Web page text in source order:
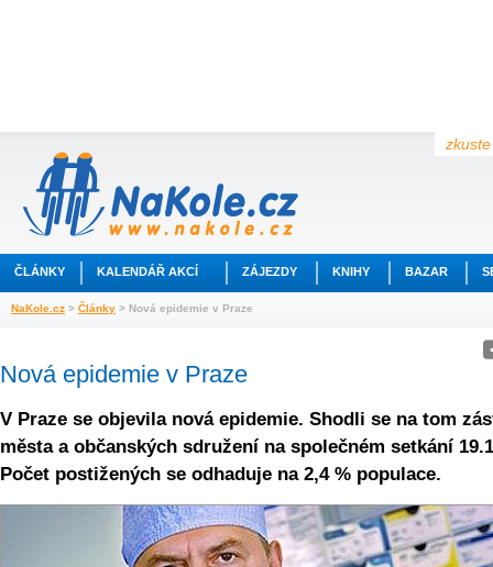
ČLÁNKY KALENDÁŘ AKCÍ ZÁJEZDY KNIHY BAZAR
NaKole.cz > Články > Nová epidemie v Praze
Nová epidemie v Praze
V Praze se objevila nová epidemie. Shodli se na tom
města a občanských sdružení na společném setkání
Počet postižených se odhaduje na 2,4 % populace.